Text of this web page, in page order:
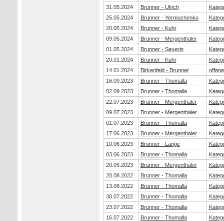
31.05.2024
Brunner - Ulrich
25.05.2024
Brunner - Yermochenko
20.05.2024
Brunner - Kuhr
09.05.2024
Brunner - Mergenthaler
01.05.2024
Brunner - Severin
20.01.2024
Brunner - Kuhr
14.01.2024
Birkenfeld - Brunner
16.09.2023
Brunner - Thomalla
02.09.2023
Brunner - Thomalla
22.07.2023
Brunner - Mergenthaler
09.07.2023
Brunner - Mergenthaler
01.07.2023
Brunner - Thomalla
17.06.2023
Brunner - Mergenthaler
10.06.2023
Brunner - Lange
03.06.2023
Brunner - Thomalla
20.05.2023
Brunner - Mergenthaler
20.08.2022
Brunner - Thomalla
13.08.2022
Brunner - Thomalla
30.07.2022
Brunner - Thomalla
23.07.2022
Brunner - Thomalla
16.07.2022
Brunner - Thomalla